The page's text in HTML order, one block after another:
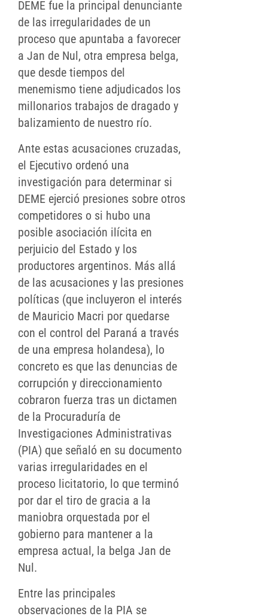
DEME fue la principal denunciante
de las irregularidades de un
proceso que apuntaba a favorecer
a Jan de Nul, otra empresa belga,
que desde tiempos del
menemismo tiene adjudicados los
millonarios trabajos de dragado y
balizamiento de nuestro río.
Ante estas acusaciones cruzadas,
el Ejecutivo ordenó una
investigación para determinar si
DEME ejerció presiones sobre otros
competidores o si hubo una
posible asociación ilícita en
perjuicio del Estado y los
productores argentinos. Más allá
de las acusaciones y las presiones
políticas (que incluyeron el interés
de Mauricio Macri por quedarse
con el control del Paraná a través
de una empresa holandesa), lo
concreto es que las denuncias de
corrupción y direccionamiento
cobraron fuerza tras un dictamen
de la Procuraduría de
Investigaciones Administrativas
(PIA) que señaló en su documento
varias irregularidades en el
proceso licitatorio, lo que terminó
por dar el tiro de gracia a la
maniobra orquestada por el
gobierno para mantener a la
empresa actual, la belga Jan de
Nul.
Entre las principales
observaciones de la PIA se